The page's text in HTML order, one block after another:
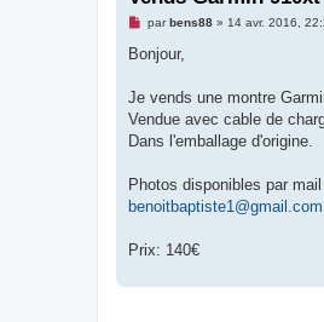
M
s
g
n
o
u
parbens88» 14 avr. 2016,
Bonjour,
Je vends une montre
Vendue avec cable de
Dans l'emballage d'origine.
Photos disponibles par
benoitbaptiste1@gmail.com
Prix: 140€